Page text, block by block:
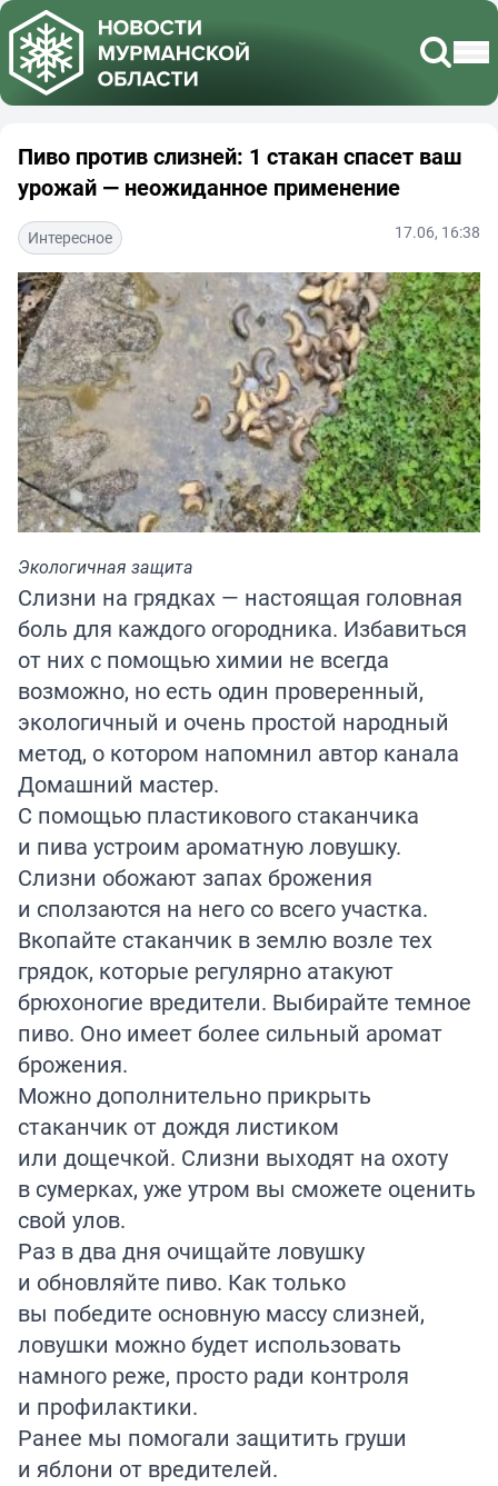
Пиво против слизней: 1 стакан спасет ваш
урожай — неожиданное применение
Интересное 17.06, 16:38
Экологичная защита
Слизни на грядках — настоящая головная
боль для каждого огородника. Избавиться
от них с помощью химии не всегда
возможно, но есть один проверенный,
экологичный и очень простой народный
метод, о котором напомнил автор канала
Домашний мастер.
С помощью пластикового стаканчика
и пива устроим ароматную ловушку.
Слизни обожают запах брожения
и сползаются на него со всего участка.
Вкопайте стаканчик в землю возле тех
грядок, которые регулярно атакуют
брюхоногие вредители. Выбирайте темное
пиво. Оно имеет более сильный аромат
брожения.
Можно дополнительно прикрыть
стаканчик от дождя листиком
или дощечкой. Слизни выходят на охоту
в сумерках, уже утром вы сможете оценить
свой улов.
Раз в два дня очищайте ловушку
и обновляйте пиво. Как только
вы победите основную массу слизней,
ловушки можно будет использовать
намного реже, просто ради контроля
и профилактики.
Ранее мы помогали защитить груши
и яблони от вредителей.